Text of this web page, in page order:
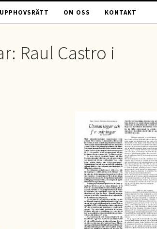
UPPHOVSRÄTT OM OSS KONTAKT
Raul Castro i